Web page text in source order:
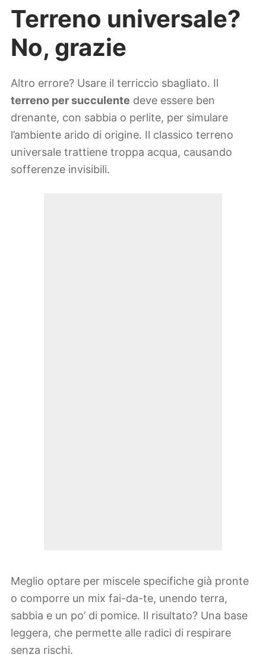
Terreno universale?
No, grazie
Altro errore? Usare il terriccio sbagliato. Il
terreno per succulente deve essere ben
drenante, con sabbia o perlite, per simulare
l’ambiente arido di origine. Il classico terreno
universale trattiene troppa acqua, causando
sofferenze invisibili.
Meglio optare per miscele specifiche già pronte
o comporre un mix fai-da-te, unendo terra,
sabbia e un po’ di pomice. Il risultato? Una base
leggera, che permette alle radici di respirare
senza rischi.